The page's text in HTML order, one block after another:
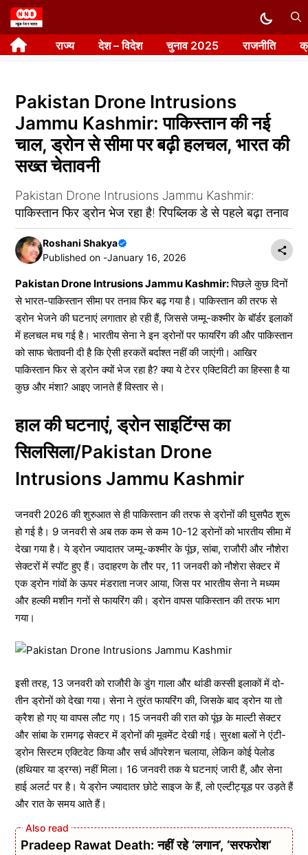
Skip
to
content राज्य देश – विदेश चुनाव 2025 राजनीति
Pakistan Drone Intrusions
Jammu Kashmir: पाकिस्तान की नई
चाल, ड्रोन से सीमा पर बढ़ी हलचल, भारत की
सख्त चेतावनी
Pakistan Drone Intrusions Jammu Kashmir:
पाकिस्तान फिर ड्रोन भेज रहा है! रिपब्लिक डे से पहले बढ़ा तनाव
Roshani Shakya
Published on -January 16, 2026
Pakistan Drone Intrusions Jammu Kashmir:पिछले कुछ दिनों
से भारत-पाकिस्तान सीमा पर तनाव फिर बढ़ गया है। पाकिस्तान की तरफ से
ड्रोन भेजने की घटनाएं लगातार हो रही हैं, जिससे जम्मू-कश्मीर के बॉर्डर इलाकों
में हलचल मच गई है। भारतीय सेना ने इन ड्रोनों पर फायरिंग की और पाकिस्तान
को साफ चेतावनी दी है कि ऐसी हरकतें बर्दाश्त नहीं की जाएंगी। आखिर
पाकिस्तान फिर से ड्रोन क्यों भेज रहा है? क्या ये टेरर एक्टिविटी का हिस्सा है या
कुछ और मंशा? आइए जानते हैं विस्तार से।
हाल की घटनाएं, ड्रोन साइटिंग्स का
सिलसिला/Pakistan Drone
Intrusions Jammu Kashmir
जनवरी 2026 की शुरुआत से ही पाकिस्तान की तरफ से ड्रोनों की घुसपैठ शुरू
हो गई है। 9 जनवरी से अब तक कम से कम 10-12 ड्रोनों को भारतीय सीमा में
देखा गया है। ये ड्रोन ज्यादातर जम्मू-कश्मीर के पूंछ, सांबा, राजौरी और नौशेरा
सेक्टरों में स्पॉट हुए हैं। उदाहरण के तौर पर, 11 जनवरी को नौशेरा सेक्टर में
एक ड्रोन गांवों के ऊपर मंडराता नजर आया, जिस पर भारतीय सेना ने मध्यम
और हल्की मशीन गनों से फायरिंग की। ड्रोन वापस पाकिस्तान की तरफ भाग
गया।
इसी तरह, 13 जनवरी को राजौरी के डुंग गाला और थांडी कस्सी इलाकों में दो-
तीन ड्रोनों को देखा गया। सेना ने तुरंत फायरिंग की, जिसके बाद ड्रोन या तो
क्रैश हो गए या वापस लौट गए। 15 जनवरी की रात को पूंछ के माल्टी सेक्टर
और सांबा के रामगढ़ सेक्टर में ड्रोनों की मूवमेंट देखी गई। सुरक्षा बलों ने एंटी-
ड्रोन सिस्टम एक्टिवेट किया और सर्च ऑपरेशन चलाया, लेकिन कोई पेलोड
(हथियार या ड्रग्स) नहीं मिला। 16 जनवरी तक ये घटनाएं जारी हैं, और सेना
हाई अलर्ट पर है। ये ड्रोन ज्यादातर छोटे साइज के हैं, लो एल्टीट्यूड पर उड़ते हैं
और रात के समय आते हैं।
Pradeep Rawat Death: नहीं रहे ‘लगान’, ‘सरफरोश’